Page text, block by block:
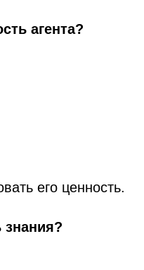
агента?
его ценность.
знания?